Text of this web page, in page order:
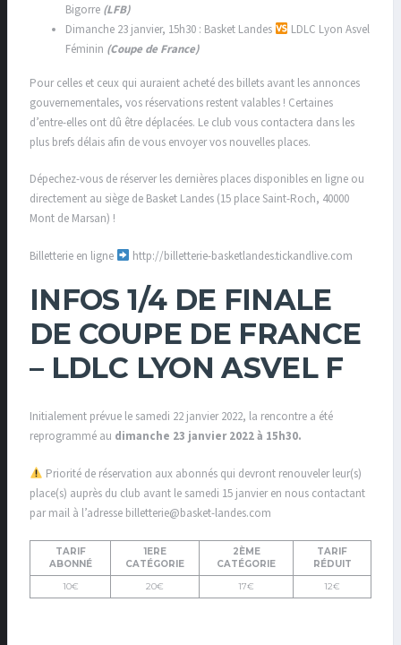
Bigorre (LFB)
Dimanche 23 janvier, 15h30 : Basket Landes
LDLC Lyon Asvel
Féminin (Coupe de France)
Pour celles et ceux qui auraient acheté des billets avant les annonces
gouvernementales, vos réservations restent valables ! Certaines
d’entre-elles ont dû être déplacées. Le club vous contactera dans les
plus brefs délais afin de vous envoyer vos nouvelles places.
Dépechez-vous de réserver les dernières places disponibles en ligne ou
directement au siège de Basket Landes (15 place Saint-Roch, 40000
Mont de Marsan) !
Billetterie en ligne http://billetterie-basketlandes.tickandlive.com
INFOS 1/4 DE FINALE
DE COUPE DE FRANCE
– LDLC LYON ASVEL F
Initialement prévue le samedi 22 janvier 2022, la rencontre a été
reprogrammé au dimanche 23 janvier 2022 à 15h30.
Priorité de réservation aux abonnés qui devront renouveler leur(s)
place(s) auprès du club avant le samedi 15 janvier en nous contactant
par mail à l’adresse billetterie@basket-landes.com
TARIF
ABONNÉ
1ERE
CATÉGORIE
2ÈME
CATÉGORIE
TARIF
RÉDUIT
10€
20€ 17€ 12€